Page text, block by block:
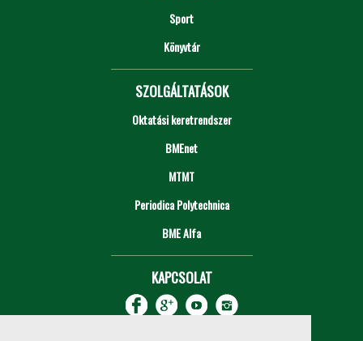
Sport
Könyvtár
SZOLGÁLTATÁSOK
Oktatási keretrendszer
BMEnet
MTMT
Periodica Polytechnica
BME Alfa
KAPCSOLAT